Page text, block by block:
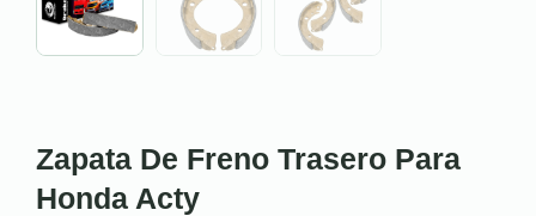
Zapata De Freno Trasero Para
Honda Acty